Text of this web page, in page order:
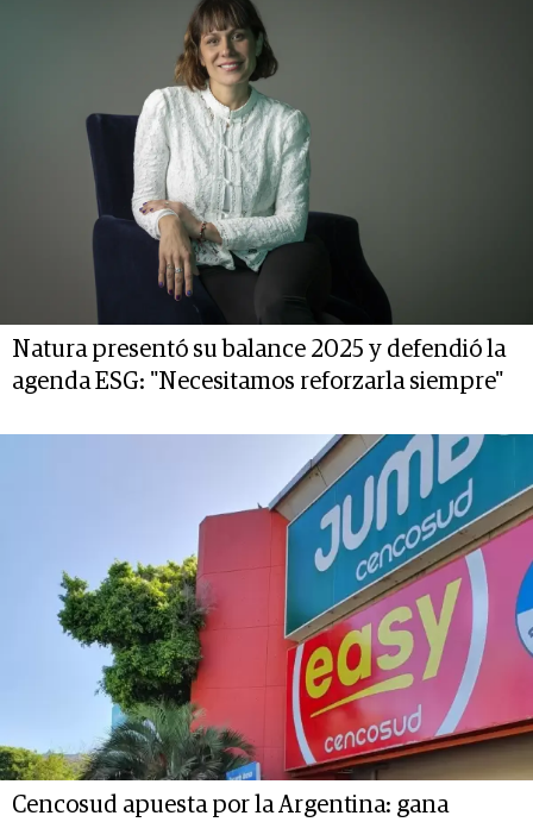
Natura presentó su balance 2025 y defendió la
agenda ESG: "Necesitamos reforzarla siempre"
Cencosud apuesta por la Argentina: gana